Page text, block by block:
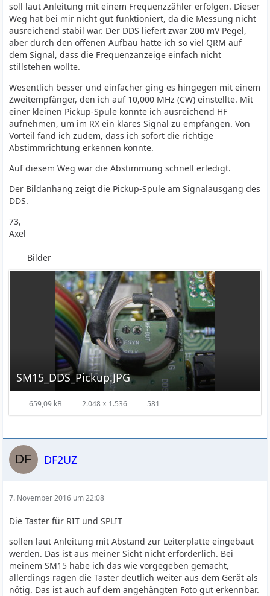
soll laut Anleitung mit einem Frequenzzähler erfolgen. Dieser
Weg hat bei mir nicht gut funktioniert, da die Messung nicht
ausreichend stabil war. Der DDS liefert zwar 200 mV Pegel,
aber durch den offenen Aufbau hatte ich so viel QRM auf
dem Signal, dass die Frequenzanzeige einfach nicht
stillstehen wollte.
Wesentlich besser und einfacher ging es hingegen mit einem
Zweitempfänger, den ich auf 10,000 MHz (CW) einstellte. Mit
einer kleinen Pickup-Spule konnte ich ausreichend HF
aufnehmen, um im RX ein klares Signal zu empfangen. Von
Vorteil fand ich zudem, dass ich sofort die richtige
Abstimmrichtung erkennen konnte.
Auf diesem Weg war die Abstimmung schnell erledigt.
Der Bildanhang zeigt die Pickup-Spule am Signalausgang des
DDS.
73,
Axel
Bilder
SM15_DDS_Pickup.JPG
659,09 kB 2.048 × 1.536 581
DF2UZ
7. November 2016 um 22:08
Die Taster für RIT und SPLIT
sollen laut Anleitung mit Abstand zur Leiterplatte eingebaut
werden. Das ist aus meiner Sicht nicht erforderlich. Bei
meinem SM15 habe ich das wie vorgegeben gemacht,
allerdings ragen die Taster deutlich weiter aus dem Gerät als
nötig. Das ist auch auf dem angehängten Foto gut erkennbar.